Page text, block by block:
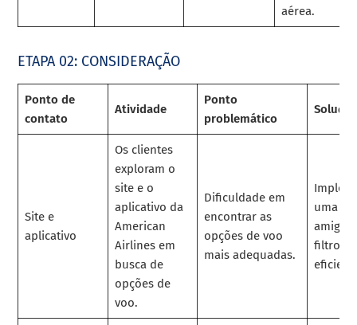
aérea.
ETAPA 02: CONSIDERAÇÃO
Ponto de
contato
Atividade
Ponto
problemático
Solução
Site e
aplicativo
Os clientes
exploram o
site e o
aplicativo da
American
Airlines em
busca de
opções de
voo.
Dificuldade em
encontrar as
opções de voo
mais adequadas.
uma
filtros